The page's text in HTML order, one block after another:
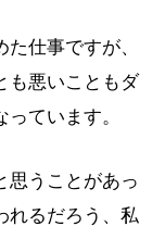
仕事ですが、
も悪いこともダ
ています。
思うことがあっ
れるだろう、私